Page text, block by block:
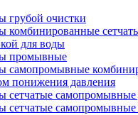
грубой очистки
комбинированные
для воды
промывные
самопромывные
понижения давления
сетчатые
сетчатые